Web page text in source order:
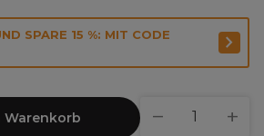
SPARE 15 %: MIT CODE
Warenkorb